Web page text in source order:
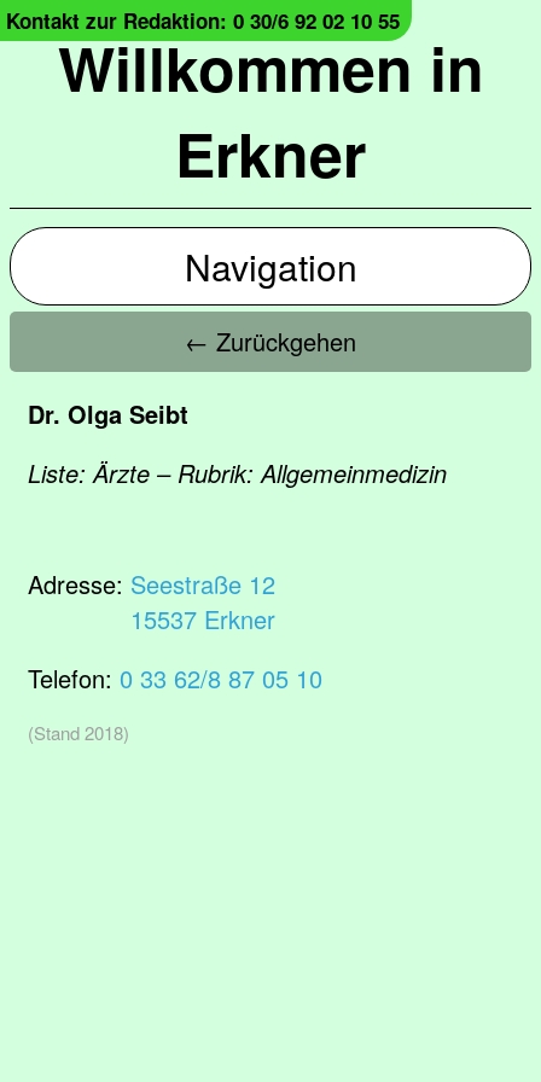
Willkommen in
Erkner
Kontakt zur Redaktion: 0 30/6 92 02 10 55
Navigation
← Zurückgehen
Dr. Olga Seibt
Liste: Ärzte – Rubrik: Allgemeinmedizin
Adresse: Seestraße 12
15537 Erkner
Telefon: 0 33 62/8 87 05 10
(Stand 2018)